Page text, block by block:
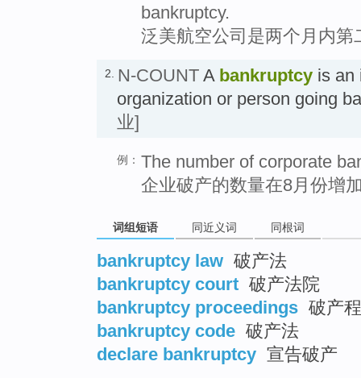
bankruptcy.
泛美航空公司是两个月内
2. N-COUNT A bankruptcy is an
organization or person going
业]
例： The number of corporate
企业破产的数量在8月份增
词组短语 同近义词 同根词
bankruptcy law 破产法
bankruptcy court 破产法院
bankruptcy proceedings 破产
bankruptcy code 破产法
declare bankruptcy 宣告破产